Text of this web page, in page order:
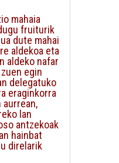
mahaia
fruiturik
dute mahai
aldekoa eta
aldeko nafar
egin
delegatuko
eraginkorra
lan
antzekoak
hainbat
direlarik